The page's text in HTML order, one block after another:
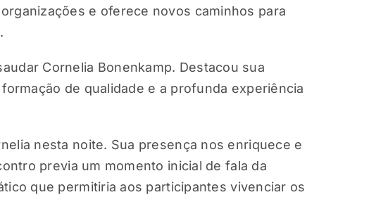
e oferece novos caminhos para
Cornelia Bonenkamp. Destacou sua
de qualidade e a profunda experiência
nesta noite. Sua presença nos enriquece e
previa um momento inicial de fala da
que permitiria aos participantes vivenciar os